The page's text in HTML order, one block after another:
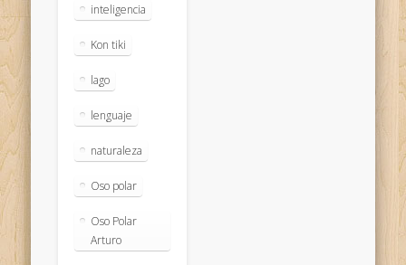
inteligencia
Kon tiki
lago
lenguaje
naturaleza
Oso polar
Oso Polar
Arturo